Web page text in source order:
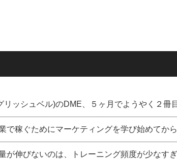
リッシュベル)のDME、５ヶ月でようやく２冊
で稼ぐためにマーケティングを学び始めてか
が伸びないのは、トレーニング頻度が少なす